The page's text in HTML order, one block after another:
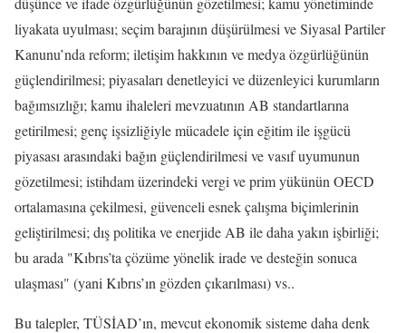
liyakata uyulması; seçim barajının düşürülmesi ve Siyasal Partiler
Kanunu’nda reform; iletişim hakkının ve medya özgürlüğünün
güçlendirilmesi; piyasaları denetleyici ve düzenleyici kurumların
bağımsızlığı; kamu ihaleleri mevzuatının AB standartlarına
getirilmesi; genç işsizliğiyle mücadele için eğitim ile işgücü
piyasası arasındaki bağın güçlendirilmesi ve vasıf uyumunun
gözetilmesi; istihdam üzerindeki vergi ve prim yükünün OECD
ortalamasına çekilmesi, güvenceli esnek çalışma biçimlerinin
geliştirilmesi; dış politika ve enerjide AB ile daha yakın işbirliği;
bu arada "Kıbrıs’ta çözüme yönelik irade ve desteğin sonuca
ulaşması" (yani Kıbrıs’ın gözden çıkarılması) vs..
Bu talepler, TÜSİAD’ın, mevcut ekonomik sisteme daha denk